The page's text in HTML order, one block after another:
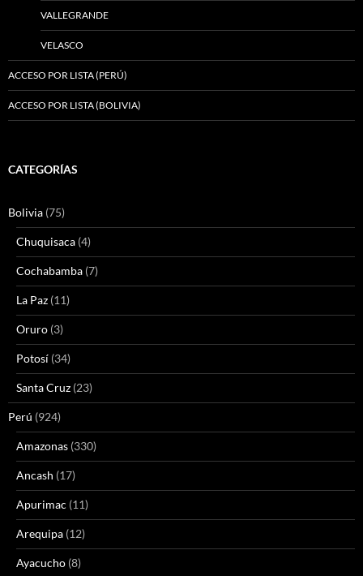
VALLEGRANDE
VELASCO
ACCESO POR LISTA (PERÚ)
ACCESO POR LISTA (BOLIVIA)
CATEGORÍAS
Bolivia (75)
Chuquisaca (4)
Cochabamba (7)
La Paz (11)
Oruro (3)
Potosí (34)
Santa Cruz (23)
Perú (924)
Amazonas (330)
Ancash (17)
Apurimac (11)
Arequipa (12)
Ayacucho (8)